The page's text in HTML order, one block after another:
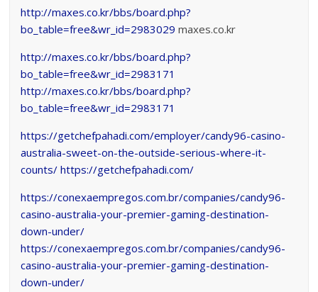
http://maxes.co.kr/bbs/board.php?
bo_table=free&wr_id=2983029 maxes.co.kr
http://maxes.co.kr/bbs/board.php?
bo_table=free&wr_id=2983171
http://maxes.co.kr/bbs/board.php?
bo_table=free&wr_id=2983171
https://getchefpahadi.com/employer/candy96-casino-
australia-sweet-on-the-outside-serious-where-it-
counts/ https://getchefpahadi.com/
https://conexaempregos.com.br/companies/candy96-
casino-australia-your-premier-gaming-destination-
down-under/
https://conexaempregos.com.br/companies/candy96-
casino-australia-your-premier-gaming-destination-
down-under/